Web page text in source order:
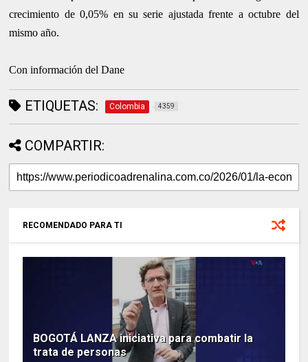
crecimiento de 0,05% en su serie ajustada frente a octubre del
mismo año.
Con información del Dane
ETIQUETAS: Colombia 4359
COMPARTIR:
RECOMENDADO PARA TI
BOGOTÁ LANZA iniciativa para combatir la
trata de personas